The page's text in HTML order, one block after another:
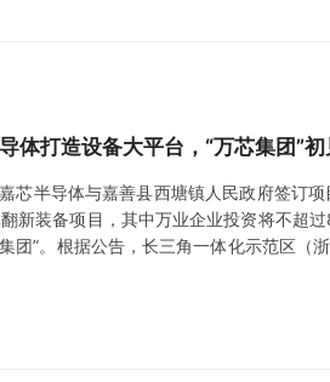
体打造设备大平台，“万芯集团”初
半导体与嘉善县西塘镇人民政府签订项
翻新装备项目，其中万业企业投资
团”。根据公告，长三角一体化示范区（
前已